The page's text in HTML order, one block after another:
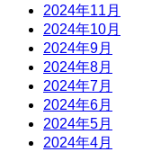
2024年11月
2024年10月
2024年9月
2024年8月
2024年7月
2024年6月
2024年5月
2024年4月